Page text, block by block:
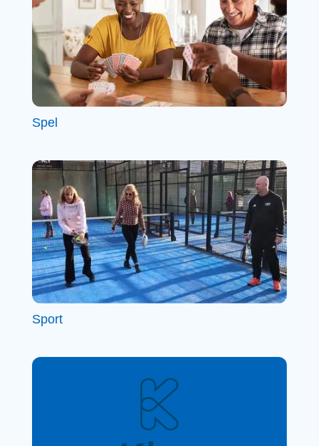
Spel
Sport